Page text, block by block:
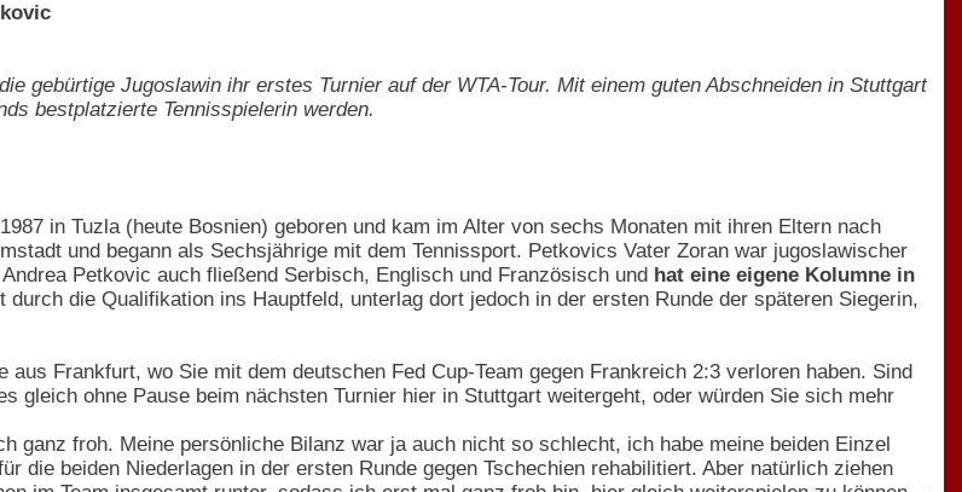
gebürtige Jugoslawin ihr erstes Turnier auf der WTA-Tour. Mit einem guten Abschneiden in Stuttgart
bestplatzierte Tennisspielerin werden.
in Tuzla (heute Bosnien) geboren und kam im Alter von sechs Monaten mit ihren Eltern nach
und begann als Sechsjährige mit dem Tennissport. Petkovics Vater Zoran war jugoslawischer
Petkovic auch fließend Serbisch, Englisch und Französisch und hat eine eigene Kolumne in
die Qualifikation ins Hauptfeld, unterlag dort jedoch in der ersten Runde der späteren Siegerin,
aus Frankfurt, wo Sie mit dem deutschen Fed Cup-Team gegen Frankreich 2:3 verloren haben. Sind
gleich ohne Pause beim nächsten Turnier hier in Stuttgart weitergeht, oder würden Sie sich mehr
ganz froh. Meine persönliche Bilanz war ja auch nicht so schlecht, ich habe meine beiden Einzel
die beiden Niederlagen in der ersten Runde gegen Tschechien rehabilitiert. Aber natürlich ziehen